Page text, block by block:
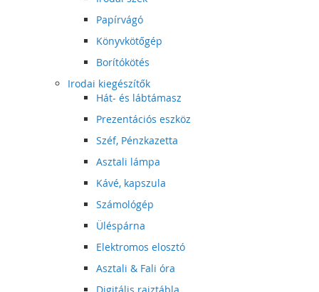
Papírvágó
Könyvkötőgép
Borítókötés
Irodai kiegészítők
Hát- és lábtámasz
Prezentációs eszköz
Széf, Pénzkazetta
Asztali lámpa
Kávé, kapszula
Számológép
Üléspárna
Elektromos elosztó
Asztali & Fali óra